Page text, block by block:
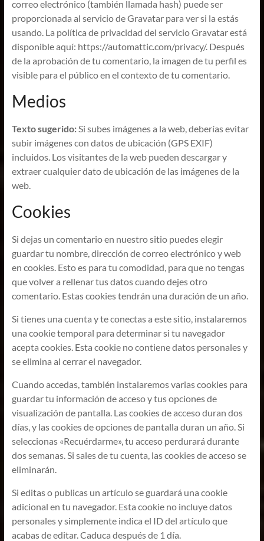
correo electrónico (también llamada hash) puede ser
proporcionada al servicio de Gravatar para ver si la estás
usando. La política de privacidad del servicio Gravatar está
disponible aquí: https://automattic.com/privacy/. Después
de la aprobación de tu comentario, la imagen de tu perfil es
visible para el público en el contexto de tu comentario.
Medios
Texto sugerido:Si subes imágenes a la web, deberías evitar
subir imágenes con datos de ubicación (GPS EXIF)
incluidos. Los visitantes de la web pueden descargar y
extraer cualquier dato de ubicación de las imágenes de la
web.
Cookies
Si dejas un comentario en nuestro sitio puedes elegir
guardar tu nombre, dirección de correo electrónico y web
en cookies. Esto es para tu comodidad, para que no tengas
que volver a rellenar tus datos cuando dejes otro
comentario. Estas cookies tendrán una duración de un año.
Si tienes una cuenta y te conectas a este sitio, instalaremos
una cookie temporal para determinar si tu navegador
acepta cookies. Esta cookie no contiene datos personales y
se elimina al cerrar el navegador.
Cuando accedas, también instalaremos varias cookies para
guardar tu información de acceso y tus opciones de
visualización de pantalla. Las cookies de acceso duran dos
días, y las cookies de opciones de pantalla duran un año. Si
seleccionas «Recuérdarme», tu acceso perdurará durante
dos semanas. Si sales de tu cuenta, las cookies de acceso se
eliminarán.
Si editas o publicas un artículo se guardará una cookie
adicional en tu navegador. Esta cookie no incluye datos
personales y simplemente indica el ID del artículo que
acabas de editar. Caduca después de 1 día.